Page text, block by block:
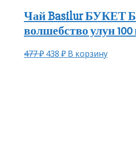
Чай Basilur БУКЕТ
волшебство улун 100
477₽ 438 ₽ В корзину